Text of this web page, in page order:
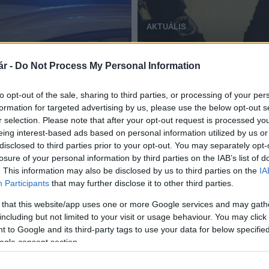
- Do Not Process My Personal Information
opt-out of the sale, sharing to third parties, or processing of your
for targeted advertising by us, please use the below opt-out
selection. Please note that after your opt-out request is processed
interest-based ads based on personal information utilized by us
to third parties prior to your opt-out. You may separately
of your personal information by third parties on the IAB’s list of
This information may also be disclosed by us to third parties on the
Participants that may further disclose it to other third parties.
that this website/app uses one or more Google services and may
but not limited to your visit or usage behaviour. You may
to Google and its third-party tags to use your data for below
consent section.
AKTUÁLIS
Baranya megye
Bemutatkozott az új
2019.04.14